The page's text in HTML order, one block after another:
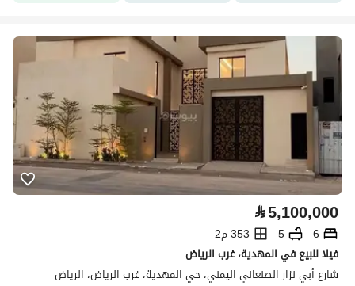
⃁5,100,000
6
5
353 م2
فيلا للبيع في المهدية، غرب الرياض
شارع أبي نزار الصنعاني اليمني، حي المهدية، غرب الرياض، الرياض